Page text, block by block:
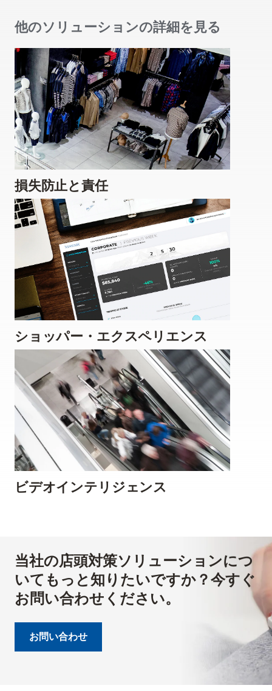
他のソリューションの詳細を見る
損失防止と責任
ショッパー・エクスペリエンス
ビデオインテリジェンス
当社の店頭対策ソリューションにつ
いてもっと知りたいですか？今すぐ
お問い合わせください。
お問い合わせ